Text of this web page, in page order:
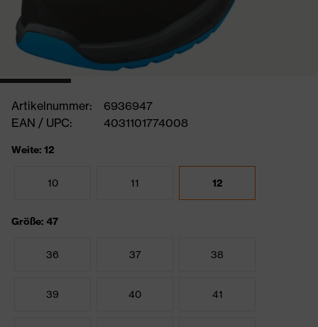
Artikelnummer:
6936947
EAN / UPC:
4031101774008
Weite: 12
10 11 12
Größe: 47
36 37 38
39 40 41